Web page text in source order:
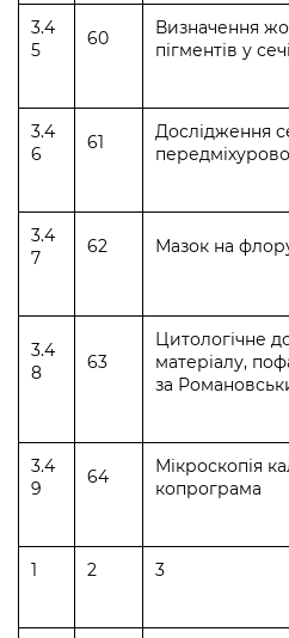
3.4
5
60
Визначення
пігментів у сечі
3.4
6
61
Дослідження
3.4
7
62 Мазок на
3.4
8
63
Цитологічне
матеріалу,
за
3.4
9
64
Мікроскопія
копрограма
1 2 3